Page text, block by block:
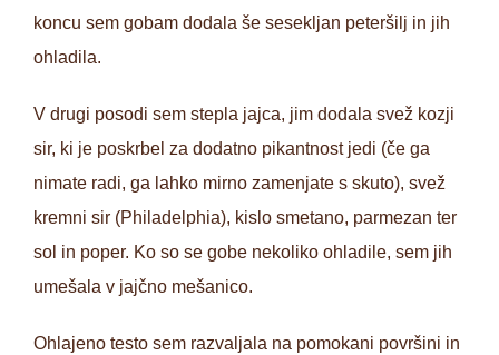
koncu sem gobam dodala še sesekljan peteršilj in jih
ohladila.
V drugi posodi sem stepla jajca, jim dodala svež kozji
sir, ki je poskrbel za dodatno pikantnost jedi (če ga
nimate radi, ga lahko mirno zamenjate s skuto), svež
kremni sir (Philadelphia), kislo smetano, parmezan ter
sol in poper. Ko so se gobe nekoliko ohladile, sem jih
umešala v jajčno mešanico.
Ohlajeno testo sem razvaljala na pomokani površini in